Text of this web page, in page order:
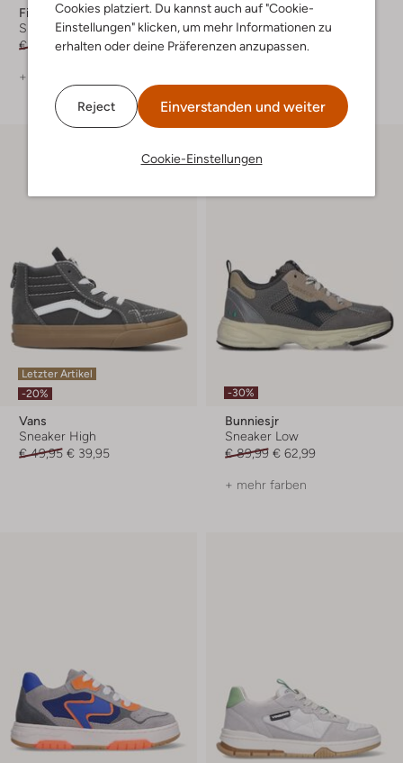
Cookies platziert. Du kannst auch auf "Cookie-
Einstellungen" klicken, um mehr Informationen zu
erhalten oder deine Präferenzen anzupassen.
Reject Einverstanden und weiter
Cookie-Einstellungen
Fila
Sneaker Low
€ 74,99 € 51,99
+ mehr farben
Steve Madden
Sneaker Low
€ 99,95 € 69,99
Letzter Artikel
-20%
Vans
Sneaker High
€ 49,95 € 39,95
-30%
Bunniesjr
Sneaker Low
€ 89,99 € 62,99
+ mehr farben